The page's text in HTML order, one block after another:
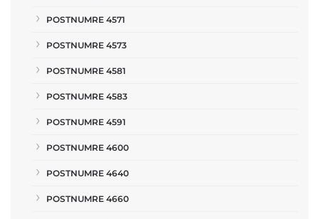
POSTNUMRE 4571
POSTNUMRE 4573
POSTNUMRE 4581
POSTNUMRE 4583
POSTNUMRE 4591
POSTNUMRE 4600
POSTNUMRE 4640
POSTNUMRE 4660